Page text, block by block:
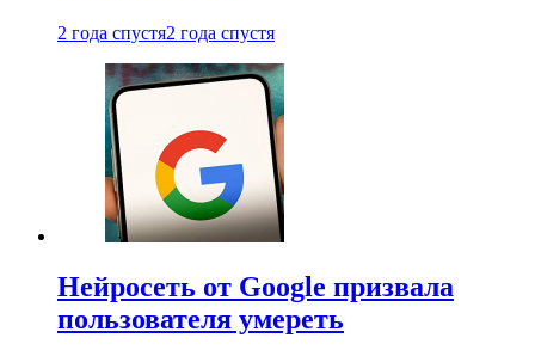
2 года спустя2 года спустя
Нейросеть от Google призвала
пользователя умереть